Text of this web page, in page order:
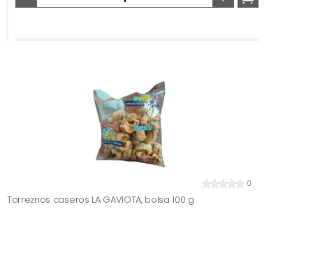
0
Torreznos caseros LA GAVIOTA, bolsa 100 g